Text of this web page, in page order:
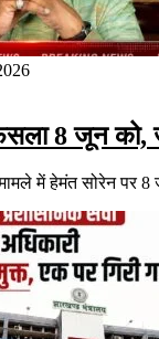
8 जून को,
मामले में हेमंत सोरेन